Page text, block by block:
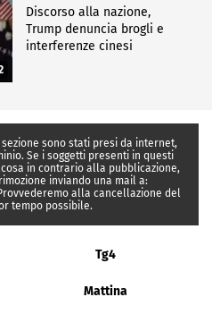
Discorso alla nazione,
Trump denuncia brogli e
interferenze cinesi
sono stati presi da internet,
Se i soggetti presenti in questi
in contrario alla pubblicazione,
inviando una mail a:
alla cancellazione del
tempo possibile.
Tg4
Mattina